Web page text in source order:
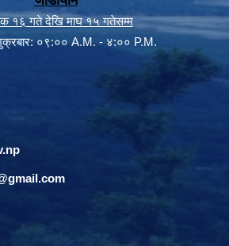
१६ गते देखि माघ १५ गतेसम्म
०९:०० A.M. - ४:०० P.M.